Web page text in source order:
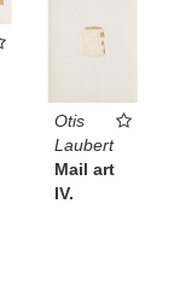
Otis
Laubert
Mail art
IV.